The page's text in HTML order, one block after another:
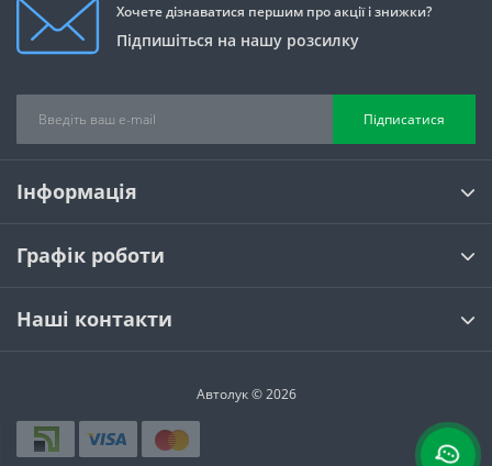
Хочете дізнаватися першим про акції і знижки?
Підпишіться на нашу розсилку
Підписатися
Інформація
Графік роботи
Наші контакти
Автолук © 2026